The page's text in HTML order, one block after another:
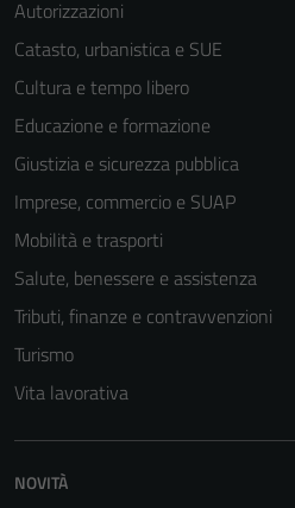
Autorizzazioni
Catasto, urbanistica e SUE
Cultura e tempo libero
Educazione e formazione
Giustizia e sicurezza pubblica
Imprese, commercio e SUAP
Mobilità e trasporti
Salute, benessere e assistenza
Tributi, finanze e contravvenzioni
Turismo
Vita lavorativa
NOVITÀ